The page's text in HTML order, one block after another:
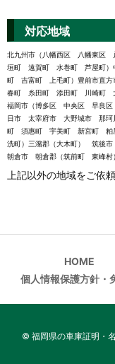
対応地域
北九州市（八幡西区 八幡東区
垣町 遠賀町 水巻町 芦屋町）
町 吉富町 上毛町）豊前市直
春町 糸田町 添田町 川崎町
福岡市（博多区 中央区 早
日市 太宰府市 大野城市 那
町 須惠町 宇美町 新宮町 粕
洗町）三潴郡（大木町） 筑後
朝倉市 朝倉郡（筑前町 東峰村）
上記以外の地域をご依
HOME
個人情報保護方針・
© 福岡県の車庫証明・